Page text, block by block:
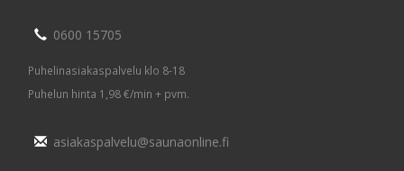
0600 15705
Puhelinasiakaspalvelu klo 8-18
Puhelun hinta 1,98 €/min + pvm.
asiakaspalvelu@saunaonline.fi